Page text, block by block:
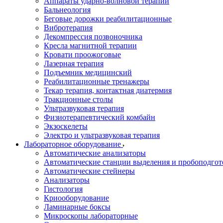
Бальнеология
Беговые дорожки реабилитационные
Вибротерапия
Декомпрессия позвоночника
Кресла магнитной терапии
Кровати проожоговые
Лазерная терапия
Подъемник медицинский
Реабилитационные тренажеры
Текар терапия, контактная диатермия
Тракционные столы
Ультразвуковая терапия
Физиотерапевтический комбайн
Экзоскелеты
Электро и ультразвуковая терапия
Лабораторное оборудование
Автоматические анализаторы
Автоматические станции выделения и
Автоматические стейнеры
Анализаторы
Гистология
Криооборудование
Ламинарные боксы
Микроскопы лабораторные